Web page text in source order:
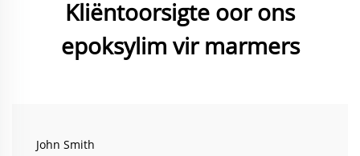
Kliëntoorsigte oor ons
epoksylim vir marmers
John Smith